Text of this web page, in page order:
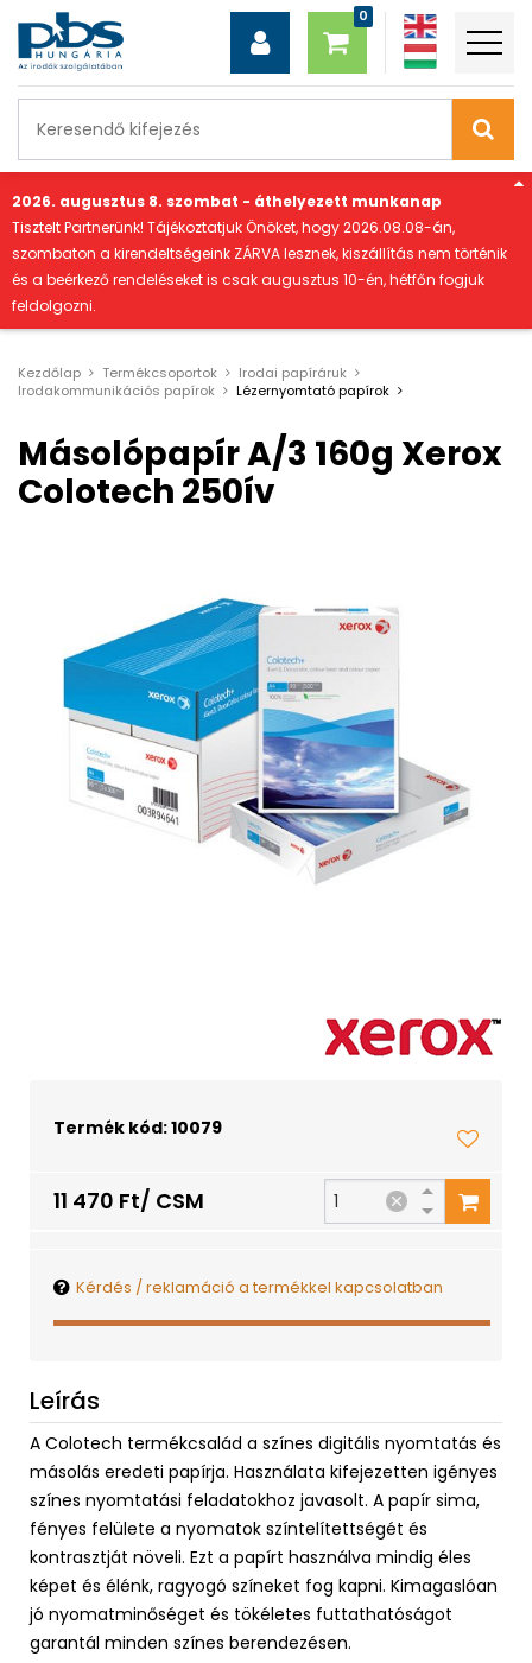
2026. augusztus 8. szombat - áthelyezett munkanap
Tisztelt Partnerünk! Tájékoztatjuk Önöket, hogy 2026.08.08-án,
szombaton a kirendeltségeink ZÁRVA lesznek, kiszállítás nem történik
és a beérkező rendeléseket is csak augusztus 10-én, hétfőn fogjuk
feldolgozni.
Kezdőlap Termékcsoportok
Irodai papíráruk
Irodakommunikációs papírok
Lézernyomtató papírok
Másolópapír A/3 160g Xerox
Colotech 250ív
Termék kód: 10079
11 470 Ft/ CSM
Kérdés / reklamáció a termékkel kapcsolatban
Leírás
A Colotech termékcsalád a színes digitális nyomtatás és
másolás eredeti papírja. Használata kifejezetten igényes
színes nyomtatási feladatokhoz javasolt. A papír sima,
fényes felülete a nyomatok színtelítettségét és
kontrasztját növeli. Ezt a papírt használva mindig éles
képet és élénk, ragyogó színeket fog kapni. Kimagaslóan
jó nyomatminőséget és tökéletes futtathatóságot
garantál minden színes berendezésen.